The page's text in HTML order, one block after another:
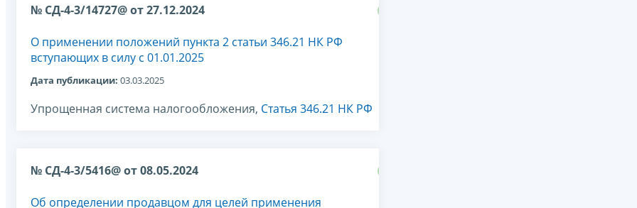
№ СД-4-3/14727@ от 27.12.2024
О применении положений пункта 2 статьи 346.21 НК РФ
вступающих в силу с 01.01.2025
Дата публикации: 03.03.2025
Упрощенная система налогообложения, Статья 346.21 НК РФ
№ СД-4-3/5416@ от 08.05.2024
Об определении продавцом для целей применения